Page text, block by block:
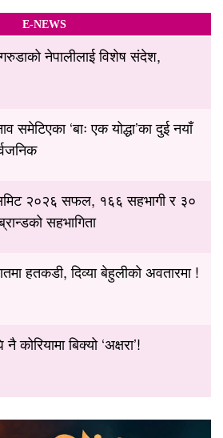
E-NEWS
नेपालीलाई विशेष संदेश,
समेटिएका ‘बाः एक योद्धा’का दुई नयाँ
२०२६ सफल, १६६ सहभागी र ३०
सहभागिता
हतकडी, दिव्या बेहुलीको अवतारमा !
कोरियामा बिक्यो ‘अक्षरा’!